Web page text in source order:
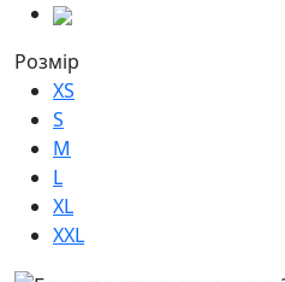
Розмір
XS
S
M
L
XL
XXL